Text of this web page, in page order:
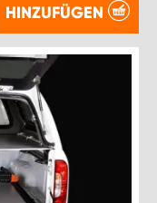
HINZUFÜGEN